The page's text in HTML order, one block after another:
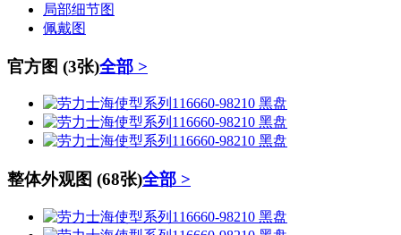
局部细节图
佩戴图
官方图 (3张)全部 >
整体外观图 (68张)全部 >